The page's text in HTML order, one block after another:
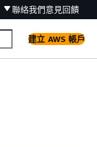
聯絡我們意見回饋
建立 AWS 帳戶